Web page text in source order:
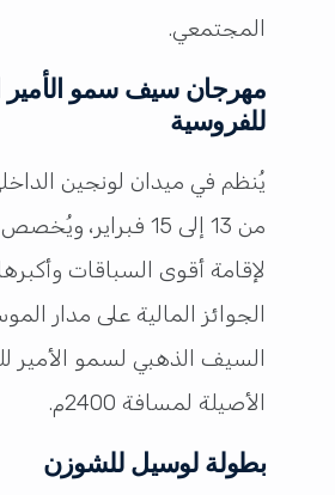
المجتمعي.
مهرجان سيف سمو الأمير
للفروسية
يُنظم في ميدان لونجين
من 13 إلى 15 فبراير،
لإقامة أقوى السباقات
الجوائز المالية على مدار
السيف الذهبي لسمو الأمير
الأصيلة لمسافة 2400م.
بطولة لوسيل للشوزن